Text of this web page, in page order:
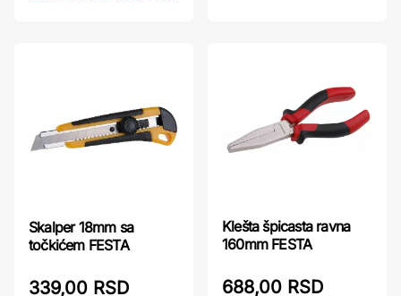
Skalper 18mm sa
točkićem FESTA
339,00 RSD
Klešta špicasta ravna
160mm FESTA
688,00 RSD